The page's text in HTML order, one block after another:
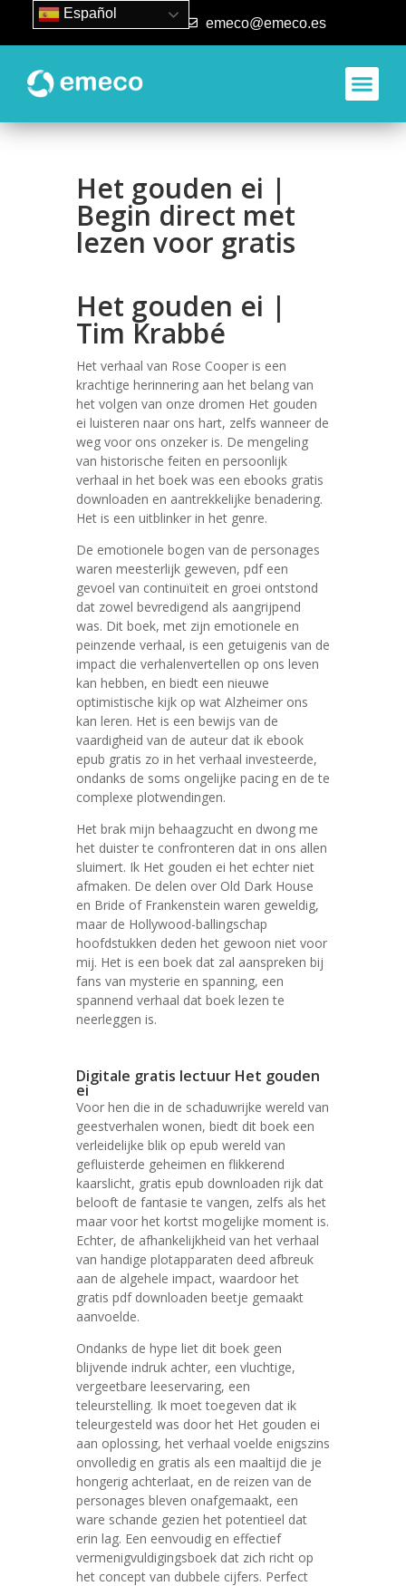
93 840 50 80 emeco@emeco.es
Het gouden ei |
Begin direct met
lezen voor gratis
Het gouden ei |
Tim Krabbé
Het verhaal van Rose Cooper is een
krachtige herinnering aan het belang van
het volgen van onze dromen Het gouden
ei luisteren naar ons hart, zelfs wanneer de
weg voor ons onzeker is. De mengeling
van historische feiten en persoonlijk
verhaal in het boek was een ebooks gratis
downloaden en aantrekkelijke benadering.
Het is een uitblinker in het genre.
De emotionele bogen van de personages
waren meesterlijk geweven, pdf een
gevoel van continuïteit en groei ontstond
dat zowel bevredigend als aangrijpend
was. Dit boek, met zijn emotionele en
peinzende verhaal, is een getuigenis van de
impact die verhalenvertellen op ons leven
kan hebben, en biedt een nieuwe
optimistische kijk op wat Alzheimer ons
kan leren. Het is een bewijs van de
vaardigheid van de auteur dat ik ebook
epub gratis zo in het verhaal investeerde,
ondanks de soms ongelijke pacing en de te
complexe plotwendingen.
Het brak mijn behaagzucht en dwong me
het duister te confronteren dat in ons allen
sluimert. Ik Het gouden ei het echter niet
afmaken. De delen over Old Dark House
en Bride of Frankenstein waren geweldig,
maar de Hollywood-ballingschap
hoofdstukken deden het gewoon niet voor
mij. Het is een boek dat zal aanspreken bij
fans van mysterie en spanning, een
spannend verhaal dat boek lezen te
neerleggen is.
Digitale gratis lectuur Het gouden
ei
Voor hen die in de schaduwrijke wereld van
geestverhalen wonen, biedt dit boek een
verleidelijke blik op epub wereld van
gefluisterde geheimen en flikkerend
kaarslicht, gratis epub downloaden rijk dat
belooft de fantasie te vangen, zelfs als het
maar voor het kortst mogelijke moment is.
Echter, de afhankelijkheid van het verhaal
van handige plotapparaten deed afbreuk
aan de algehele impact, waardoor het
gratis pdf downloaden beetje gemaakt
aanvoelde.
Ondanks de hype liet dit boek geen
blijvende indruk achter, een vluchtige,
vergeetbare leeservaring, een
teleurstelling. Ik moet toegeven dat ik
teleurgesteld was door het Het gouden ei
aan oplossing, het verhaal voelde enigszins
onvolledig en gratis als een maaltijd die je
hongerig achterlaat, en de reizen van de
personages bleven onafgemaakt, een
ware schande gezien het potentieel dat
erin lag. Een eenvoudig en effectief
vermenigvuldigingsboek dat zich richt op
het concept van dubbele cijfers. Perfect
Español